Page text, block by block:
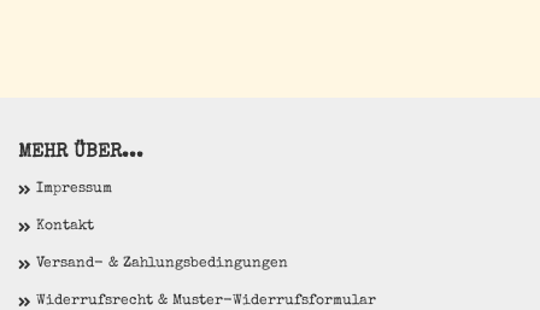
MEHR ÜBER...
Impressum
Kontakt
Versand- & Zahlungsbedingungen
Widerrufsrecht & Muster-Widerrufsformular